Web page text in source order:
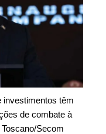
investimentos têm
de combate à
Secom